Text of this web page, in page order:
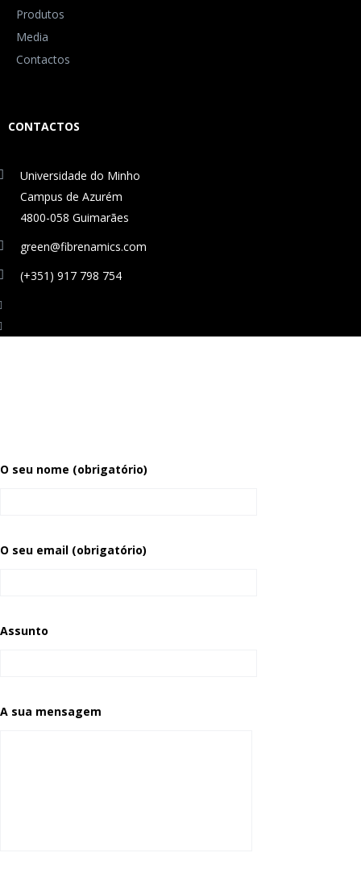
Produtos
Media
Contactos
CONTACTOS
Universidade do Minho
Campus de Azurém
4800-058 Guimarães
green@fibrenamics.com
(+351) 917 798 754
O seu nome (obrigatório)
O seu email (obrigatório)
Assunto
A sua mensagem